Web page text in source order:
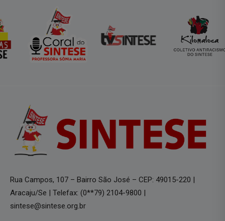
Rua Campos, 107 – Bairro São José – CEP: 49015-220 |
Aracaju/Se | Telefax: (0**79) 2104-9800 |
sintese@sintese.org.br